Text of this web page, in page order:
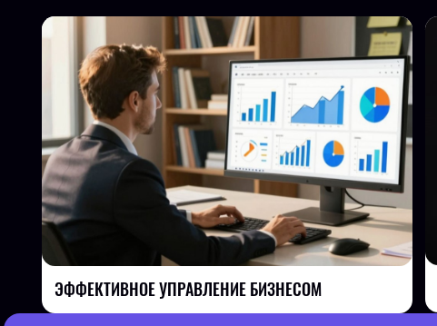
ЭФФЕКТИВНОЕ УПРАВЛЕНИЕ БИЗНЕСОМ